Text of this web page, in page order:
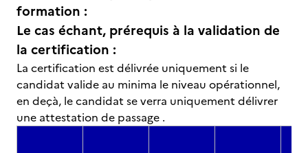
formation :
Le cas échant, prérequis à la validation de
la certification :
La certification est délivrée uniquement si le
candidat valide au minima le niveau opérationnel,
en deçà, le candidat se verra uniquement délivrer
une attestation de passage .